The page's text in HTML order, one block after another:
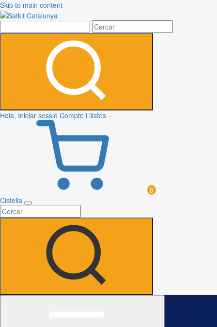
Skip to main content
Hola, Iniciar sessió Compte i llistes
0
Cistella